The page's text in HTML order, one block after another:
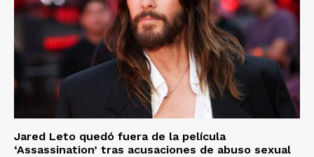
Jared Leto quedó fuera de la película
‘Assassination’ tras acusaciones de abuso sexual